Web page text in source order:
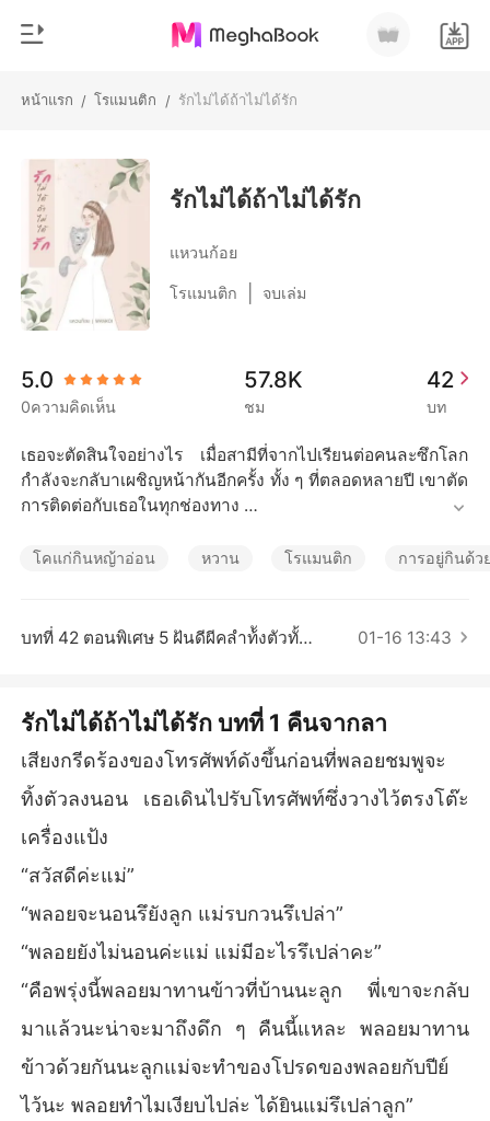
หน้าแรก / โรแมนติก / รักไม่ได้ถ้าไม่ได้รัก
เติมเงิน
ประวัติการอ่าน
ออกจากระบบ
ดาวน์โหลดแอป
หมวดหมู่
สมัยใหม่
ประวัติศาสตร์
โรแมนติก
มหาเศรษฐี
เรื่องสั้นคัดสรร
รักไม่ได้ถ้าไม่ได้รัก
แหวนก้อย
โรแมนติก จบเล่ม
5.0
0ความคิดเห็น
57.8K
ชม
42
บท
เธอจะตัดสินใจอย่างไร เมื่อสามีที่จากไปเรียนต่อคนละซึกโลก
กำลังจะกลับาเผชิญหน้ากันอีกครั้ง ทั้ง ๆ ที่ตลอดหลายปี เขาตัด
การติดต่อกับเธอในทุกช่องทาง
งหนัก
อยมีอะไรก็ปรึกษาแม่ได้ หรือถ้าเกิดตอนนั้นพลอยโตขึ้นแล้วเจอ
ใครที่พลอยถูกใจและรักเขาจริงๆ พลอยก็คบเขาได้นะ พี่ไม่ว่า”
“ทำไมพี่ปีย์พูดแบบนี้ล่ะคะ พลอยจะเจอคบใครได้ยังไง พลอยแ
ต่งงานกับพี่ปีย์แล้วนะคะ พลอยสัญญาว่าจะเป็นภรรยาที่ดีของพี่
ปีย์ พลอยจะซื่อสัตย์กับพี่ปีย์ค่ะ”
คำพูดของภรรยาทำให้ปวีย์อดเอ็นดูเธอไม่ได้ เขาจ้องเข้าไปใน
ไล่มายังเหลือตาทั้งสองข้าง ก่อนจะถอยห่างออกมา
พลอยชมพูรู้สึกตื่นเต้นและยินดีเป็นอย่างมากกับจุมพิตของสามี
วันนี้เขาอ่อนโยนน่ารัก เมื่อเขาถอยห่าง พลอยชมพูเลยตัดสินใ
จใช้มือสองข้างคล้องลำคอเขาเอาไว้แน่น ค่อยๆ เขย่งเท้าขึ้นใ
ช้ริมฝีปากสีชมพูจิ้มลิ้มจุมพิตกับริมฝีปากของผู้เป็นสามีเบาๆ แล้
วจ้องมองในตาเขาเปิดเผยความจริงใจ และความต้องการที่มีต่
อเขาออกไปอยู่เพียงครู่  โดยไม่คาดคิดสามีผู้เคยเฉยชากลับอุ้มเ
ธอในท่าเจ้าสาว และพาเธอเข้าห้องนอนไปของเขาเสียดื้อๆ ห้อ
งนอนที่เธอไม่เคยได้เข้ามานอนแต่วันนี้กลับเป็นคนอุ้มเธอเข้า
มาเสียเอง
โคแก่กินหญ้าอ่อน หวาน โรแมนติก การอยู่กินด้ว
บทที่ 42 ตอนพิเศษ 5 ฝันดีผีคลำท้ังตัวทั้งหัวทั้งหาง 01-16 13:43
รักไม่ได้ถ้าไม่ได้รัก บทที่ 1 คืนจากลา
เสียงกรีดร้องของโทรศัพท์ดังขึ้นก่อนที่พลอยชมพูจะ
ทิ้งตัวลงนอน เธอเดินไปรับโทรศัพท์ซึ่งวางไว้ตรงโต๊ะ
เครื่องแป้ง
“สวัสดีค่ะแม่”
“พลอยจะนอนรึยังลูก แม่รบกวนรึเปล่า”
“พลอยยังไม่นอนค่ะแม่ แม่มีอะไรรึเปล่าคะ”
“คือพรุ่งนี้พลอยมาทานข้าวที่บ้านนะลูก พี่เขาจะกลับ
มาแล้วนะน่าจะมาถึงดึก ๆ คืนนี้แหละ พลอยมาทาน
ข้าวด้วยกันนะลูกแม่จะทำของโปรดของพลอยกับปีย์
ไว้นะ พลอยทำไมเงียบไปล่ะ ได้ยินแม่รึเปล่าลูก”